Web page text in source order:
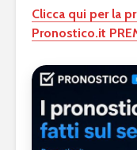
Clicca qui per la
Pronostico.it